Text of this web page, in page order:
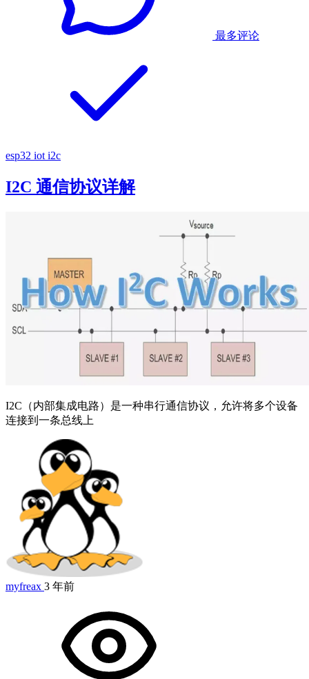
最多评论
esp32 iot i2c
I2C 通信协议详解
I2C（内部集成电路）是一种串行通信协议，允许将多个设备
连接到一条总线上
myfreax 3 年前